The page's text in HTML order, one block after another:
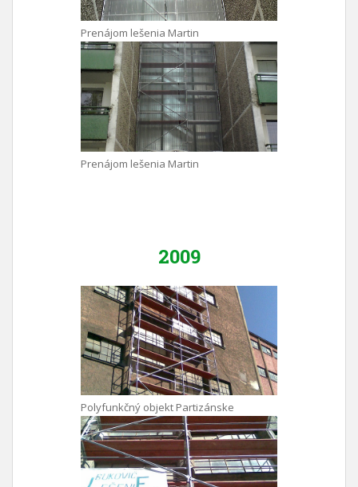
Prenájom lešenia Martin
Prenájom lešenia Martin
2009
Polyfunkčný objekt Partizánske